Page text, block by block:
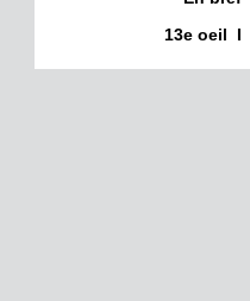
13e oeil
I